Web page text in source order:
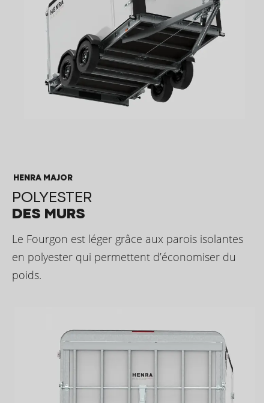
HENRA MAJOR
POLYESTER
DES MURS
Le Fourgon est léger grâce aux parois isolantes
en polyester qui permettent d’économiser du
poids.